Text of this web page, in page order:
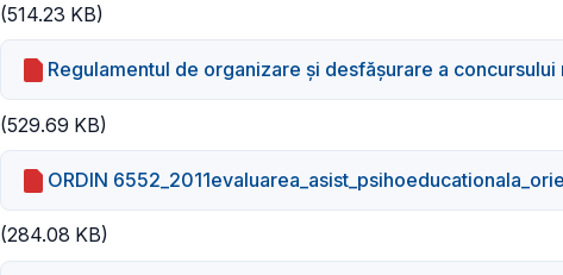
(514.23 KB)
Regulamentul de organizare şi desfăşurare a
(529.69 KB)
ORDIN
(284.08 KB)